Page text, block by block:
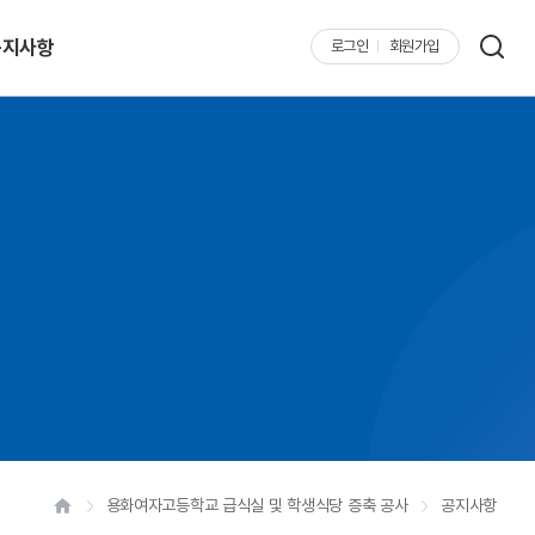
사항 로그인 회원가입
용화여자고등학교 급식실 및 학생식당 증축 공사 공지사항